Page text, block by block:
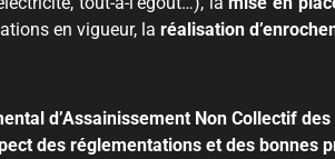
en vigueur, la réalisation
d’Assainissement Non Collectif des
des réglementations et des bonnes